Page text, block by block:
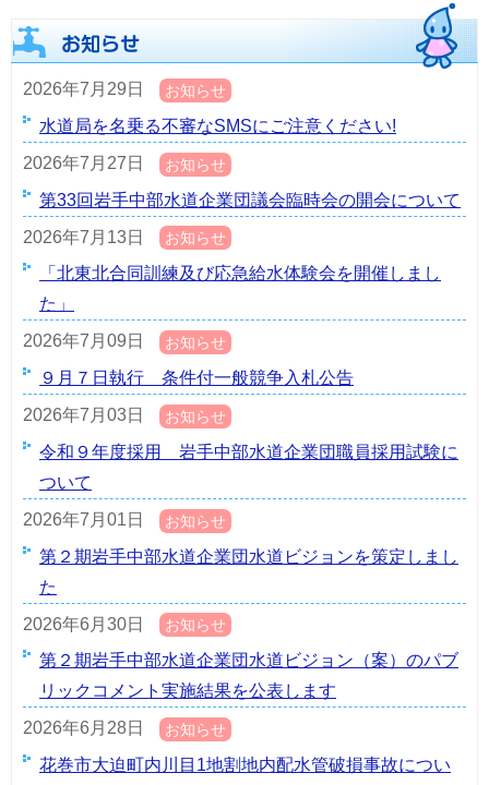
2026年7月29日 お知らせ
水道局を名乗る不審なSMSにご注意ください!
2026年7月27日
お知らせ
第33回岩手中部水道企業団議会臨時会の開会について
2026年7月13日
お知らせ
「北東北合同訓練及び応急給水体験会を開催しまし
た」
2026年7月09日
お知らせ
９月７日執行 条件付一般競争入札公告
2026年7月03日
お知らせ
令和９年度採用 岩手中部水道企業団職員採用試験に
ついて
2026年7月01日
お知らせ
第２期岩手中部水道企業団水道ビジョンを策定しまし
た
2026年6月30日
お知らせ
第２期岩手中部水道企業団水道ビジョン（案）のパブ
リックコメント実施結果を公表します
2026年6月28日
お知らせ
花巻市大迫町内川目1地割地内配水管破損事故につい